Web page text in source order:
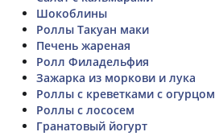
Шокоблины
Роллы Такуан маки
Печень жареная
Ролл Филадельфия
Зажарка из моркови и лука
Роллы с креветками с огурцом
Роллы с лососем
Гранатовый йогурт